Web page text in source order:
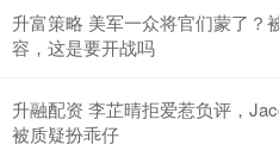
升富策略 美军一众将官们蒙了？
容，这是要开战吗
升融配资 李芷晴拒爱惹负评，
被质疑扮乖仔